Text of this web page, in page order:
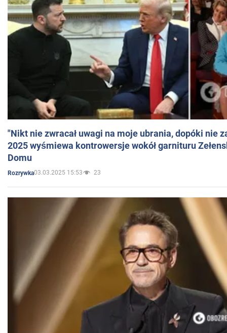
"Nikt nie zwracał uwagi na moje ubrania, dopóki nie
2025 wyśmiewa kontrowersje wokół garnituru
Domu
Rozrywka03.03.2025 15:53 23